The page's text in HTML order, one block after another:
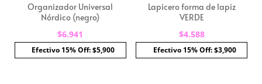
Organizador Universal
Nórdico (negro)
$6.941
Efectivo 15% Off: $5,900
Lapicero forma de lapiz
VERDE
$4.588
Efectivo 15% Off: $3,900